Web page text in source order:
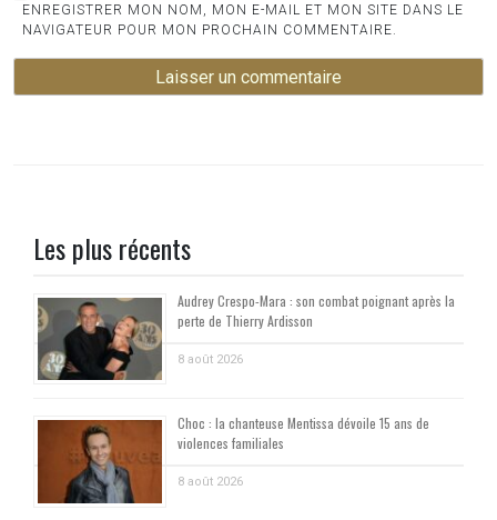
ENREGISTRER MON NOM, MON E-MAIL ET MON SITE DANS LE
NAVIGATEUR POUR MON PROCHAIN COMMENTAIRE.
Les plus récents
Audrey Crespo-Mara : son combat poignant après la
perte de Thierry Ardisson
8 août 2026
Choc : la chanteuse Mentissa dévoile 15 ans de
violences familiales
8 août 2026